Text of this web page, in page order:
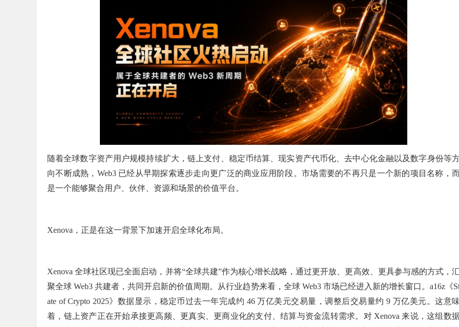
随着全球数字资产用户规模持续扩大，链上支付、稳定币结算、现实资产代币化、去中心化金融以及数字身份等
向不断成熟， Web3 已经从早期探索逐步走向更广泛的商业应用阶段。市场需要的不再只是一个新的项目名称，
是一个能够聚合用户、伙伴、资源和场景的价值平台。
Xenova，正是在这一背景下加速开启全球化布局。
Xenova 全球社区现已全面启动，并将“全球共建”作为核心增长战略，通过更开放、更高效、更具参与感的方式，汇
聚全球 Web3 共建者，共同开启新的价值周期。从行业趋势来看，全球 Web3 市场已经进入新的增长窗口。a16z《
ate of Crypto 2025》数据显示，稳定币过去一年完成约 46 万亿美元交易量，调整后交易量约 9 万亿美元。这意
着，链上资产正在开始承接更高频、更真实、更商业化的支付、结算与资金流转需求。对 Xenova 来说，这组数